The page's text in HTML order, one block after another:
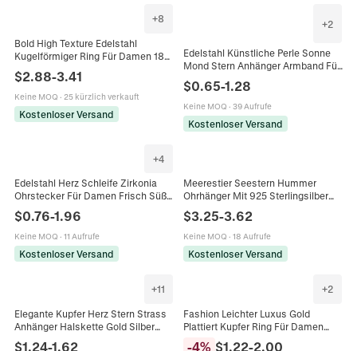
+8
Bold High Texture Edelstahl
Kugelförmiger Ring Für Damen 18K
Geometrischer Fingerring Schmuck
$2.88-3.41
Keine MOQ · 25 kürzlich verkauft
Kostenloser Versand
+2
Edelstahl Künstliche Perle Sonne
Mond Stern Anhänger Armband Für
Herren Damen Mode Perlen
Handkette Schmuck Geschenk
$0.65-1.28
Keine MOQ · 39 Aufrufe
Kostenloser Versand
+4
Edelstahl Herz Schleife Zirkonia
Ohrstecker Für Damen Frisch Süß
Vergoldete Geometrische Ohrringe
Schmuck Geschenk
$0.76-1.96
Keine MOQ · 11 Aufrufe
Kostenloser Versand
Meerestier Seestern Hummer
Ohrhänger Mit 925 Sterlingsilber
Ohrstecker-Stift Gold Vergoldete
Emaille Creolen Für Damen
$3.25-3.62
Keine MOQ · 18 Aufrufe
Kostenloser Versand
+11
Elegante Kupfer Herz Stern Strass
Anhänger Halskette Gold Silber
$1.24-1.62
+2
Fashion Leichter Luxus Gold
Plattiert Kupfer Ring Für Damen
-4% $1.22-2.00